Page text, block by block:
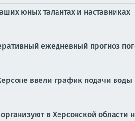
юных талантах и наставниках
ежедневный прогноз
ввели график подачи воды
в Херсонской области